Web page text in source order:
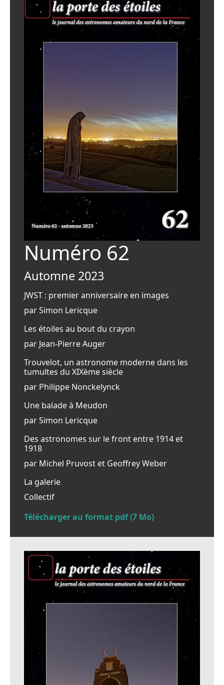
Numéro 62
Automne 2023
JWST : premier anniversaire en images
par Simon Lericque
Les étoiles au bout du crayon
par Jean-Pierre Auger
Trouvelot, un astronome moderne dans les
tumultes du XIXème siècle
par Philippe Nonckelynck
Une balade à Meudon
par Simon Lericque
Des astronomes sur le front entre 1914 et
1918
par Michel Pruvost et Geoffrey Weber
La galerie
Collectif
Télécharger au format pdf (7 Mo)